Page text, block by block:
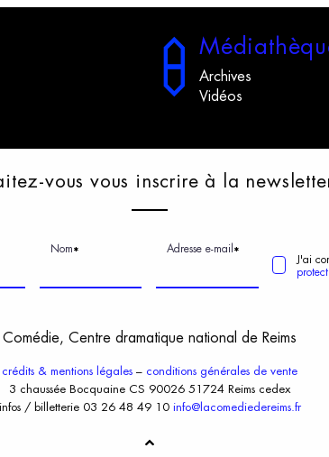
M
Archives
Vidéos
vousvous i nscrire à a n
Nom* Adresse e-mail * J'ai
Comédie, Centre dramatique national de Reims
crédits & mentions légales – conditions générales de vente
3 chaussée Bocquaine CS 90026 51724 Reims cedex
infos / billetterie 03 26 48 49 10 info@lacomediedereims.fr